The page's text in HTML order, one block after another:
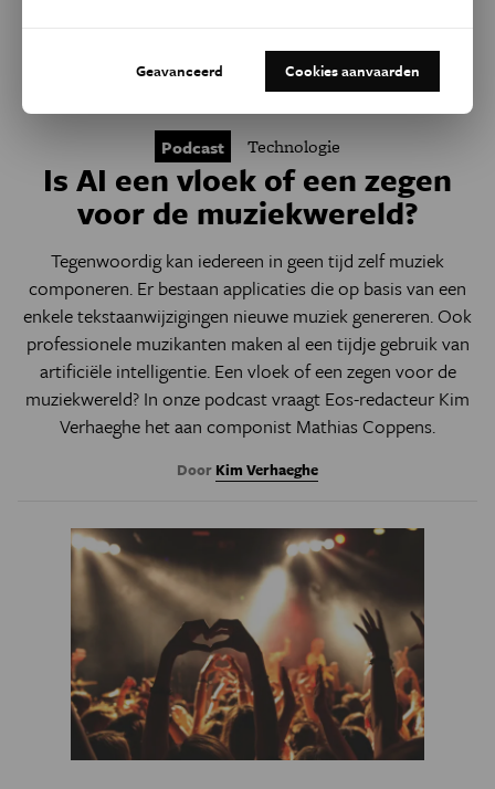
Podcast Technologie
Is AI een vloek of een zegen
voor de muziekwereld?
Tegenwoordig kan iedereen in geen tijd zelf muziek
componeren. Er bestaan applicaties die op basis van een
enkele tekstaanwijzigingen nieuwe muziek genereren. Ook
professionele muzikanten maken al een tijdje gebruik van
artificiële intelligentie. Een vloek of een zegen voor de
muziekwereld? In onze podcast vraagt Eos-redacteur Kim
Verhaeghe het aan componist Mathias Coppens.
Door Kim Verhaeghe
Geavanceerd Cookies aanvaarden